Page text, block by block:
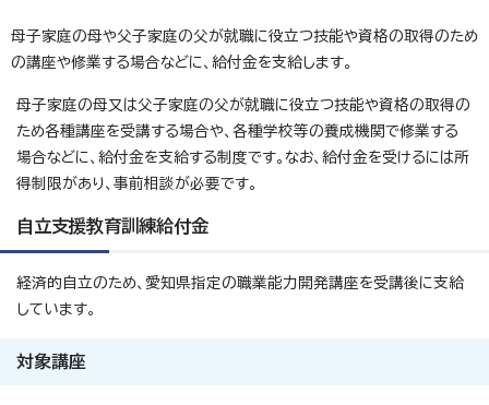
母子家庭の母や父子家庭の父が就職に役立つ技能や資格の取得のため
の講座や修業する場合などに、給付金を支給します。
母子家庭の母又は父子家庭の父が就職に役立つ技能や資格の取得の
ため各種講座を受講する場合や、各種学校等の養成機関で修業する
場合などに、給付金を支給する制度です。なお、給付金を受けるには所
得制限があり、事前相談が必要です。
自立支援教育訓練給付金
経済的自立のため、愛知県指定の職業能力開発講座を受講後に支給
しています。
対象講座